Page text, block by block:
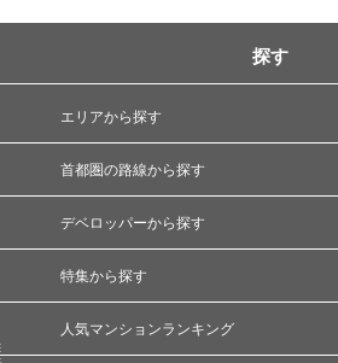
探す
エリアから探す
首都圏の路線から探す
デベロッパーから探す
特集から探す
人気マンションランキング